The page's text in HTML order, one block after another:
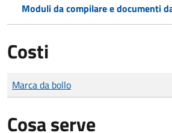
Moduli da compilare e documenti
Costi
Tipo di pagamento
Importo
Marca da bollo
Cosa serve